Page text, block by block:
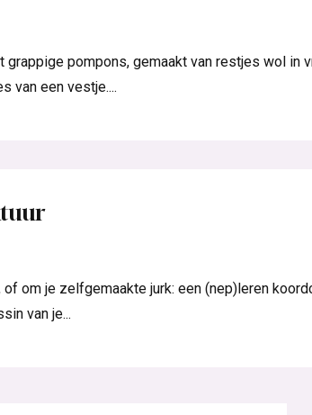
pompons, gemaakt van restjes wol in
van een vestje....
om je zelfgemaakte jurk: een (nep)leren
van je...